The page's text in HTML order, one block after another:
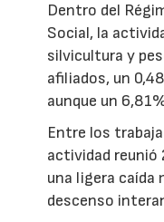
Dentro del
Social, la
silvicultura y
afiliados, un
aunque un
Entre los
actividad
una ligera caída
descenso